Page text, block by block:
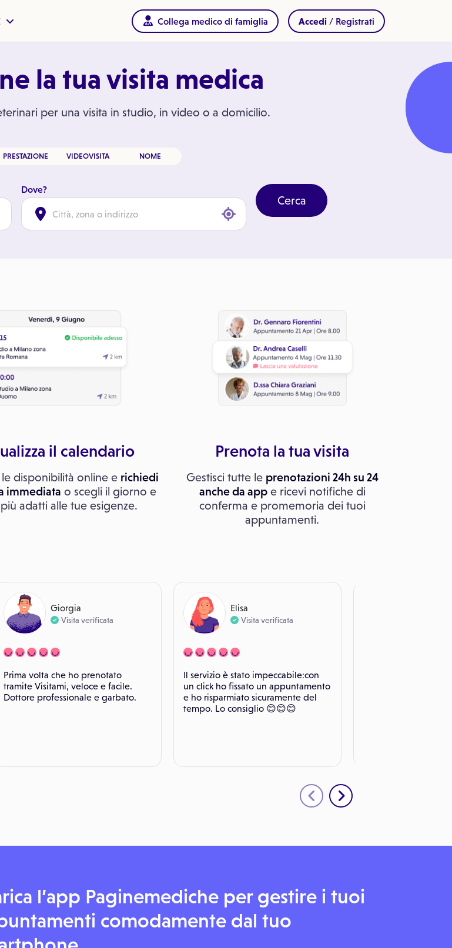
Collega medico di famiglia Accedi / Registrati
la tua visita medica
per una visita in studio, in video o a domicilio.
PRESTAZIONE VIDEOVISITA NOME
Dove?
clicca per geolocalizzarti
Cerca
il calendario
le disponibilità online e richiedi
immediata o scegli il giorno e
più adatti alle tue esigenze.
Prenota la tua visita
Gestisci tutte le prenotazioni 24h su 24
anche da appe ricevi notifiche di
conferma e promemoria dei tuoi
appuntamenti.
Giorgia
Visita verificata
Prima volta che ho prenotato
tramite Visitami, veloce e facile.
Dottore professionale e garbato.
Elisa
Visita verificata
Il servizio è stato impeccabile:con
un click ho fissato un appuntamento
e ho risparmiato sicuramente del
tempo. Lo consiglio 😊😊😊
l’app Paginemediche per gestire i tuoi
comodamente dal tuo